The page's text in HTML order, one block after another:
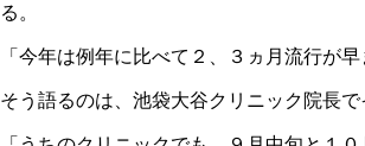
る。
「今年は例年に比べて２、３ヵ月流行が早
そう語るのは、池袋大谷クリニック院長